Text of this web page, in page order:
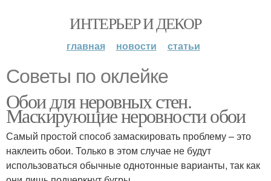
ИНТЕРЬЕР И ДЕКОР
главная новости статьи
Советы по оклейке
Обои для неровных стен.
Маскирующие неровности обои
Самый простой способ замаскировать проблему – это
наклеить обои. Только в этом случае не будут
использоваться обычные однотонные варианты, так как